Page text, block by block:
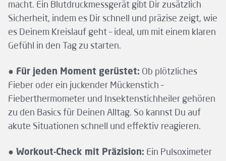
macht. Ein Blutdruckmessgerät gibt Dir zusätzlich
Sicherheit, indem es Dir schnell und präzise zeigt, wie
es Deinem Kreislauf geht – ideal, um mit einem klaren
Gefühl in den Tag zu starten.
● Für jeden Moment gerüstet: Ob plötzliches
Fieber oder ein juckender Mückenstich –
Fieberthermometer und Insektenstichheiler gehören
zu den Basics für Deinen Alltag. So kannst Du auf
akute Situationen schnell und effektiv reagieren.
● Workout-Check mit Präzision: Ein Pulsoximeter